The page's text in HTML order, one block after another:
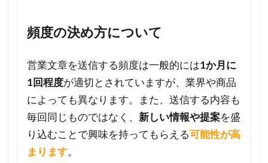
に合
アプ
ロー
チ方
法を
けよ
う
頻度の決め方について
営業文章を送信する頻度は一般的には1か月に
1回程度が適切とされていますが、業界や商品
によっても異なります。また、送信する内容も
毎回同じものではなく、 新しい情報や提案を盛
り込むことで興味を持ってもらえる可能性が高
まります。